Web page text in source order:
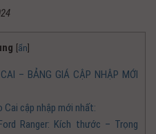
[ẩn]
– BẢNG GIÁ CẬP NHẬP MỚI
Cai cập nhập mới nhất:
Ranger: Kích thước – Trọng